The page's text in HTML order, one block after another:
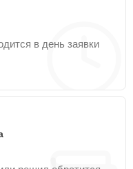
в день заявки